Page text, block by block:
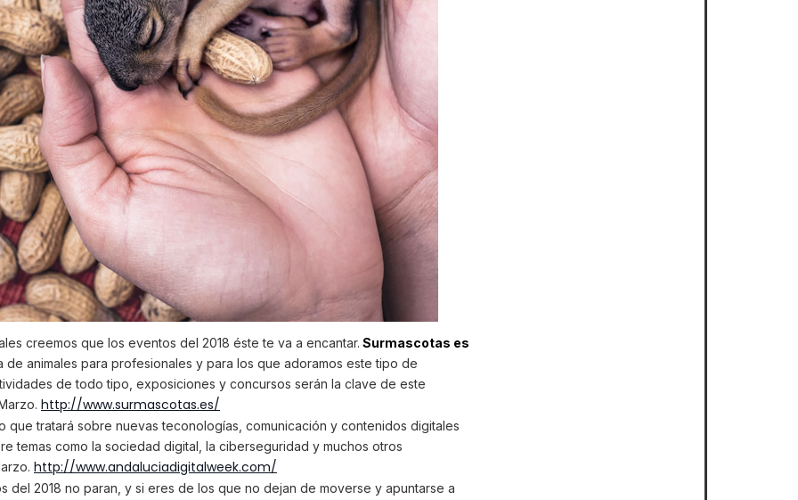
creemos que los eventos del 2018 éste te va a encantar. Surmascotas es
animales para profesionales y para los que adoramos este tipo de
de todo tipo, exposiciones y concursos serán la clave de este
http://www.surmascotas.es/
que tratará sobre nuevas teconologías, comunicación y contenidos digitales
temas como la sociedad digital, la ciberseguridad y muchos otros
http://www.andaluciadigitalweek.com/
del 2018 no paran, y si eres de los que no dejan de moverse y apuntarse a